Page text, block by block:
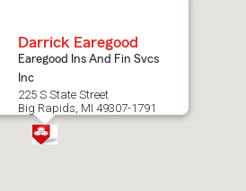
Darrick Earegood
Earegood Ins And Fin Svcs
Inc
225 S State Street
Big Rapids, MI 49307-1791